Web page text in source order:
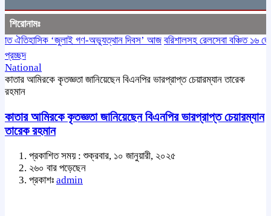
শিরোনামঃ
‌‘জুলাই গণ-অভ্যুত্থান দিবস’ আজ বরিশালসহ রেলসেবা বঞ্চিত ১৬
প্রচ্ছদ
National
কাতার আমিরকে কৃতজ্ঞতা জানিয়েছেন বিএনপির ভারপ্রাপ্ত চেয়ারম্যান তারেক
রহমান
কাতার আমিরকে কৃতজ্ঞতা জানিয়েছেন বিএনপির ভারপ্রাপ্ত চেয়ারম্যান
তারেক রহমান
প্রকাশিত সময় : শুক্রবার, ১০ জানুয়ারী, ২০২৫
২৬০ বার পড়েছেন
প্রকাশঃ admin